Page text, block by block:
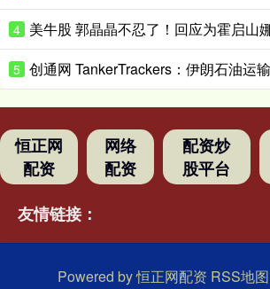
4
5
恒正网
配资
网络
配资
配资炒
股平台
友情链接：
Powered by恒正网配资 RSS地图